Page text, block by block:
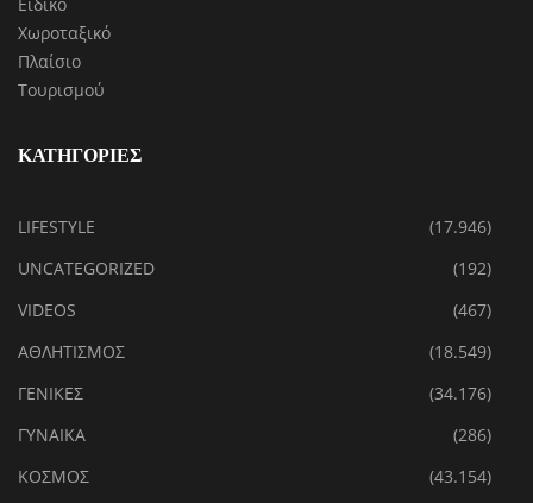
ΚΑΤΗΓΟΡΙΕΣ
LIFESTYLE
(17.946)
UNCATEGORIZED
(192)
VIDEOS
(467)
ΑΘΛΗΤΙΣΜΟΣ
(18.549)
ΓΕΝΙΚΕΣ
(34.176)
ΓΥΝΑΙΚΑ
(286)
ΚΟΣΜΟΣ
(43.154)